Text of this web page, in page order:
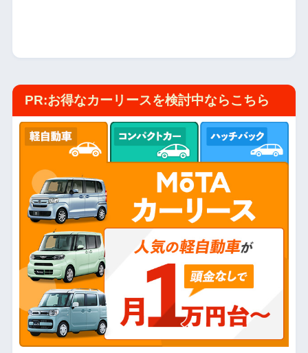
PR:お得なカーリースを検討中ならこちら